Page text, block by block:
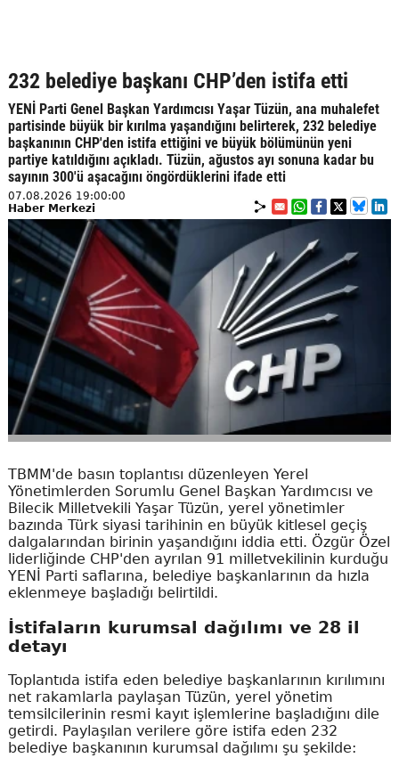
232 belediye başkanı CHP’den istifa etti
YENİ Parti Genel Başkan Yardımcısı Yaşar Tüzün, ana muhalefet
partisinde büyük bir kırılma yaşandığını belirterek, 232 belediye
başkanının CHP'den istifa ettiğini ve büyük bölümünün yeni
partiye katıldığını açıkladı. Tüzün, ağustos ayı sonuna kadar bu
sayının 300'ü aşacağını öngördüklerini ifade etti
07.08.2026 19:00:00
Haber Merkezi
TBMM'de basın toplantısı düzenleyen Yerel
Yönetimlerden Sorumlu Genel Başkan Yardımcısı ve
Bilecik Milletvekili Yaşar Tüzün, yerel yönetimler
bazında Türk siyasi tarihinin en büyük kitlesel geçiş
dalgalarından birinin yaşandığını iddia etti. Özgür Özel
liderliğinde CHP'den ayrılan 91 milletvekilinin kurduğu
YENİ Parti saflarına, belediye başkanlarının da hızla
eklenmeye başladığı belirtildi.
İstifaların kurumsal dağılımı ve 28 il
detayı
Toplantıda istifa eden belediye başkanlarının kırılımını
net rakamlarla paylaşan Tüzün, yerel yönetim
temsilcilerinin resmi kayıt işlemlerine başladığını dile
getirdi. Paylaşılan verilere göre istifa eden 232
belediye başkanının kurumsal dağılımı şu şekilde: